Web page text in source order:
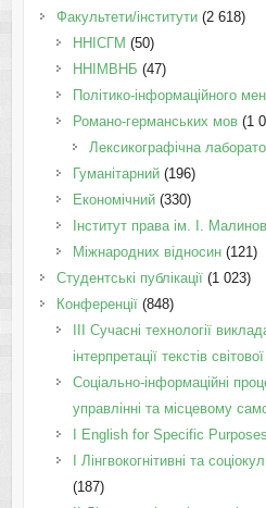
Факультети/інститути(2 618)
ННІСГМ (50)
ННІМВНБ (47)
Політико-інформаційного
Романо-германських мов(1
Лексикографічна
Гуманітарний(196)
Економічний(330)
Інститут права ім. І.
Міжнародних відносин(121)
Студентські публікації(1 023)
Конференції(848)
III Сучасні технології
інтерпретації текстів
Соціально-інформаційні
управлінні та місцевому
І English for Specific Purposes
I Лінгвокогнітивні та
(187)